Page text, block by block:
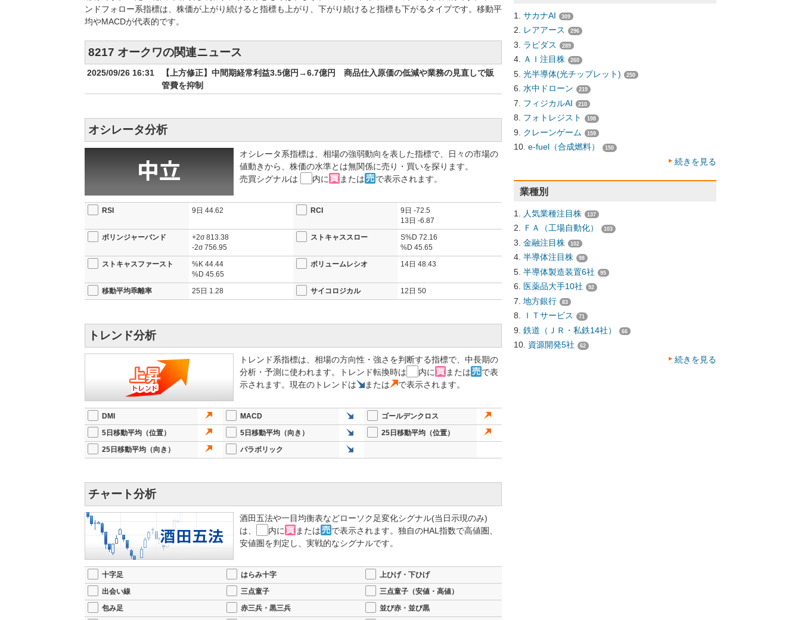
ンドフォロー系指標は、株価が上がり続けると指標も上がり、下がり続けると指標も下がるタイプです。移動平
均やMACDが代表的です。
8217 オークワの関連ニュース
2025/09/26 16:31
【上方修正】中間期経常利益3.5億円→6.7億円 商品仕入原価の低減や業務の見直しで販
管費を抑制
オシレータ分析
オシレータ系指標は、相場の強弱動向を表した指標で、日々の市場の
値動きから、株価の水準とは無関係に売り・買いを探ります。
売買シグナルは
内に または で表示されます。
RSI 9日 44.62 RCI 9日 -72.5
13日 -6.87
ボリンジャーバンド
+2σ813.38
-2σ756.95
ストキャススロー S%D 72.16
%D 45.65
ストキャスファースト
%K 44.44
%D 45.65
ボリュームレシオ 14日 48.43
移動平均乖離率 25日 1.28 サイコロジカル 12日 50
トレンド分析
トレンド系指標は、相場の方向性・強さを判断する指標で、中長期の
分析・予測に使われます。トレンド転換時は
内に または
で表
示されます。現在のトレンドは
または で表示されます。
DMI MACD
ゴールデンクロス
5日移動平均（位置）
5日移動平均（向き）
25日移動平均（位置）
25日移動平均（向き）
パラボリック
チャート分析
酒田五法や一目均衡表などローソク足変化シグナル(当日示現のみ)
は、
内に または
で表示されます。独自のHAL指数で高値圏、
安値圏を判定し、実戦的なシグナルです。
十字足 はらみ十字
上ひげ・下ひげ
出会い線
三点童子
三点童子（安値・高値）
包み足
赤三兵・黒三兵
並び赤・並び黒
サカナAI 309
レアアース 296
ラピダス 289
ＡＩ注目株 260
光半導体(光チップレット) 250
水中ドローン 219
フィジカルAI 210
フォトレジスト 198
クレーンゲーム 159
e-fuel（合成燃料） 150
続きを見る
業種別
人気業種注目株 137
ＦＡ（工場自動化） 103
金融注目株 102
半導体注目株 98
半導体製造装置6社 95
医薬品大手10社 92
地方銀行 83
ＩＴサービス 71
鉄道（ＪＲ・私鉄14社） 66
資源開発5社 62
続きを見る